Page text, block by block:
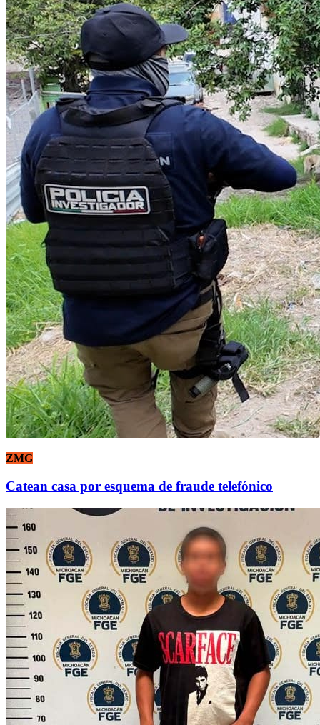
ZMG
Catean casa por esquema de fraude telefónico